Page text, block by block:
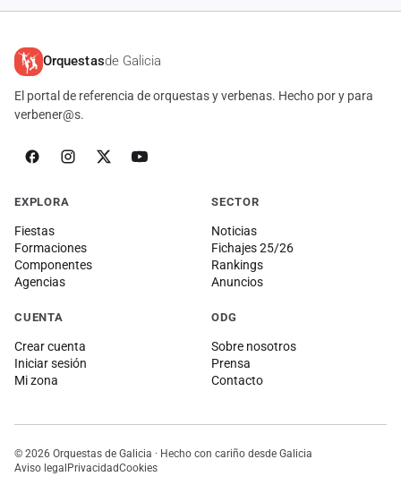
Orquestasde Galicia
El portal de referencia de orquestas y verbenas. Hecho por y para
verbener@s.
EXPLORA
Fiestas
Formaciones
Componentes
Agencias
SECTOR
Noticias
Fichajes 25/26
Rankings
Anuncios
CUENTA
Crear cuenta
Iniciar sesión
Mi zona
ODG
Sobre nosotros
Prensa
Contacto
© 2026 Orquestas de Galicia · Hecho con cariño desde Galicia
Aviso legalPrivacidadCookies